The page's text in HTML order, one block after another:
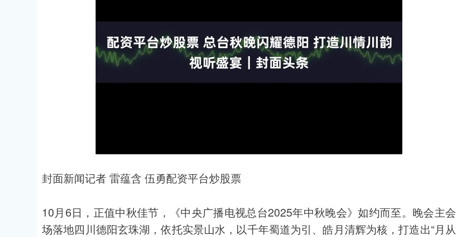
封面新闻记者 雷蕴含 伍勇配资平台炒股票
10月6日，正值中秋佳节，《中央广播电视总台2025年中秋晚会》如约而至。晚会主会
场落地四川德阳玄珠湖，依托实景山水，以千年蜀道为引、皓月清辉为核，打造出“月从